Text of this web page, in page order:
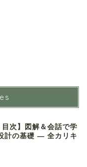
目次】図解＆会話で学
計の基礎 ― 全カリキ